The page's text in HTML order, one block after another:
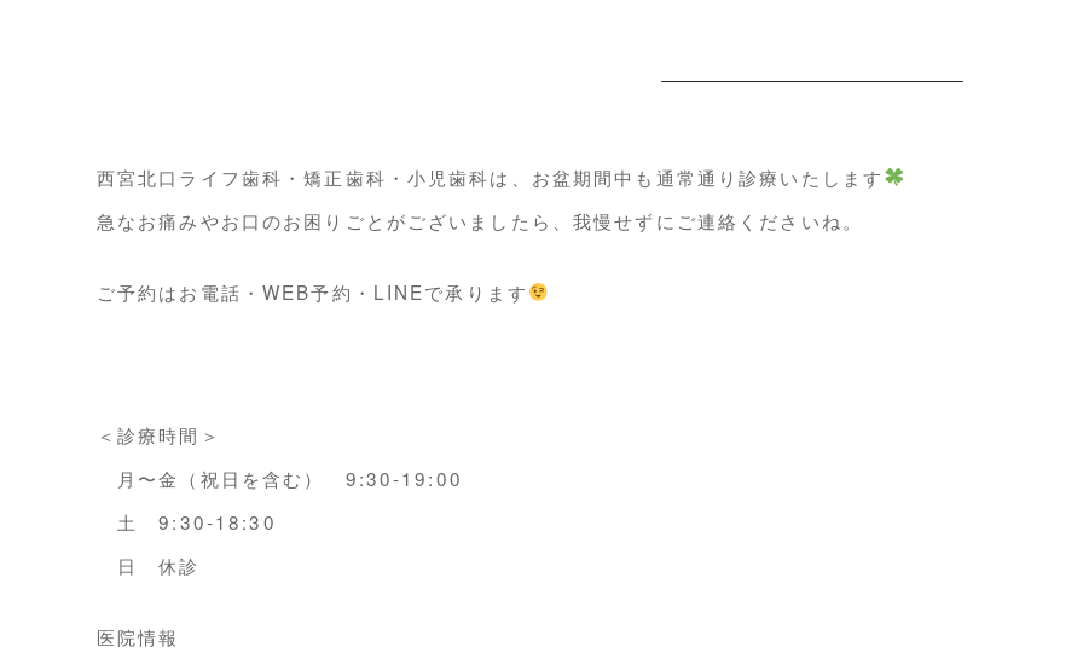
西宮北口ライフ歯科・矯正歯科・小児歯科は、 お盆期間中も通常通り診療いたします
急なお痛みやお口のお困りごとがございましたら、我慢せずにご連絡くださいね。
ご予約はお電話・WEB予約・LINEで承ります
＜診療時間＞
月〜金（祝日を含む） 9:30-19:00
土 9:30-18:30
日 休診
医院情報